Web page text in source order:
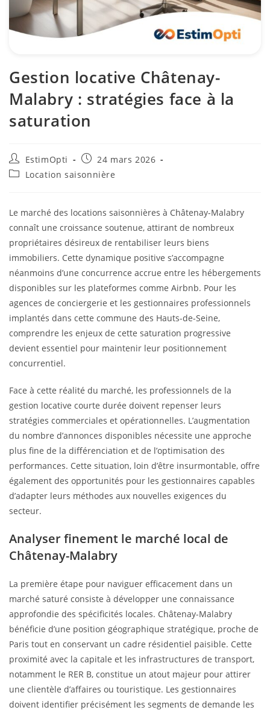
Gestion locative Châtenay-
Malabry : stratégies face à la
saturation
EstimOpti
24 mars 2026
Location saisonnière
Le marché des locations saisonnières à Châtenay-Malabry
connaît une croissance soutenue, attirant de nombreux
propriétaires désireux de rentabiliser leurs biens
immobiliers. Cette dynamique positive s’accompagne
néanmoins d’une concurrence accrue entre les hébergements
disponibles sur les plateformes comme Airbnb. Pour les
agences de conciergerie et les gestionnaires professionnels
implantés dans cette commune des Hauts-de-Seine,
comprendre les enjeux de cette saturation progressive
devient essentiel pour maintenir leur positionnement
concurrentiel.
Face à cette réalité du marché, les professionnels de la
gestion locative courte durée doivent repenser leurs
stratégies commerciales et opérationnelles. L’augmentation
du nombre d’annonces disponibles nécessite une approche
plus fine de la différenciation et de l’optimisation des
performances. Cette situation, loin d’être insurmontable, offre
également des opportunités pour les gestionnaires capables
d’adapter leurs méthodes aux nouvelles exigences du
secteur.
Analyser finement le marché local de
Châtenay-Malabry
La première étape pour naviguer efficacement dans un
marché saturé consiste à développer une connaissance
approfondie des spécificités locales. Châtenay-Malabry
bénéficie d’une position géographique stratégique, proche de
Paris tout en conservant un cadre résidentiel paisible. Cette
proximité avec la capitale et les infrastructures de transport,
notamment le RER B, constitue un atout majeur pour attirer
une clientèle d’affaires ou touristique. Les gestionnaires
doivent identifier précisément les segments de demande les